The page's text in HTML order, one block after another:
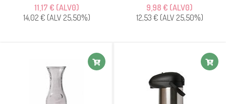
11,17 € (ALV0)
14,02 € (ALV 25,50%)
9,98 € (ALV0)
12,53 € (ALV 25,50%)